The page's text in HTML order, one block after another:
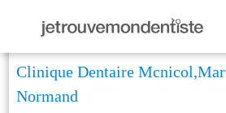
Clinique Dentaire
Normand